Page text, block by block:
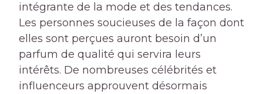
intégrante de la mode et des tendances.
Les personnes soucieuses de la façon dont
elles sont perçues auront besoin d’un
parfum de qualité qui servira leurs
intérêts. De nombreuses célébrités et
influenceurs approuvent désormais